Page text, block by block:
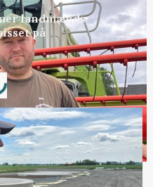
landmænds
på